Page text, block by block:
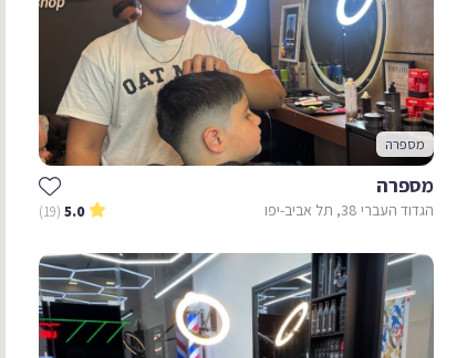
מספרה
מספרה
הגדוד העברי 38, תל אביב-יפו 5.0
(19)